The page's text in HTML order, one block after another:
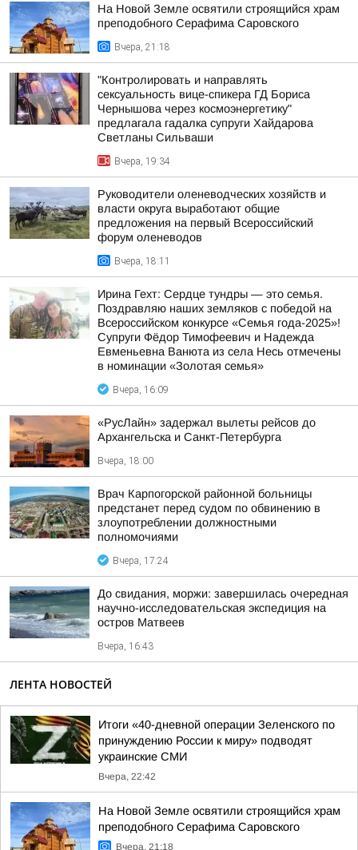
На Новой Земле освятили строящийся храм
преподобного Серафима Саровского
Вчера, 21:18
"Контролировать и направлять
сексуальность вице-спикера ГД Бориса
Чернышова через космоэнергетику"
предлагала гадалка супруги Хайдарова
Светланы Сильваши
Вчера, 19:34
Руководители оленеводческих хозяйств и
власти округа выработают общие
предложения на первый Всероссийский
форум оленеводов
Вчера, 18:11
Ирина Гехт: Сердце тундры — это семья.
Поздравляю наших земляков с победой на
Всероссийском конкурсе «Семья года-2025»!
Супруги Фёдор Тимофеевич и Надежда
Евменьевна Ванюта из села Несь отмечены
в номинации «Золотая семья»
Вчера, 16:09
«РусЛайн» задержал вылеты рейсов до
Архангельска и Санкт-Петербурга
Вчера, 18:00
Врач Карпогорской районной больницы
предстанет перед судом по обвинению в
злоупотреблении должностными
полномочиями
Вчера, 17:24
До свидания, моржи: завершилась очередная
научно-исследовательская экспедиция на
остров Матвеев
Вчера, 16:43
ЛЕНТА НОВОСТЕЙ
Итоги «40-дневной операции Зеленского по
принуждению России к миру» подводят
украинские СМИ
Вчера, 22:42
На Новой Земле освятили строящийся храм
преподобного Серафима Саровского
Вчера, 21:18